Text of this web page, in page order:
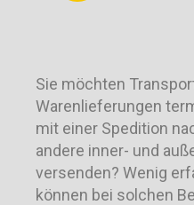
Sie möchten
Warenlieferungen
mit einer Spedition
andere inner- und
versenden? Wenig
können bei solchen